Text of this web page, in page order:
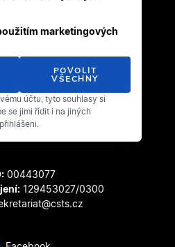
tanečního sportu
100/2
6 - Břevnov
00443077
129453027/0300
marketingových
POVOLIT
VŠECHNY
účtu, tyto souhlasy si
se jimi řídit i na jiných